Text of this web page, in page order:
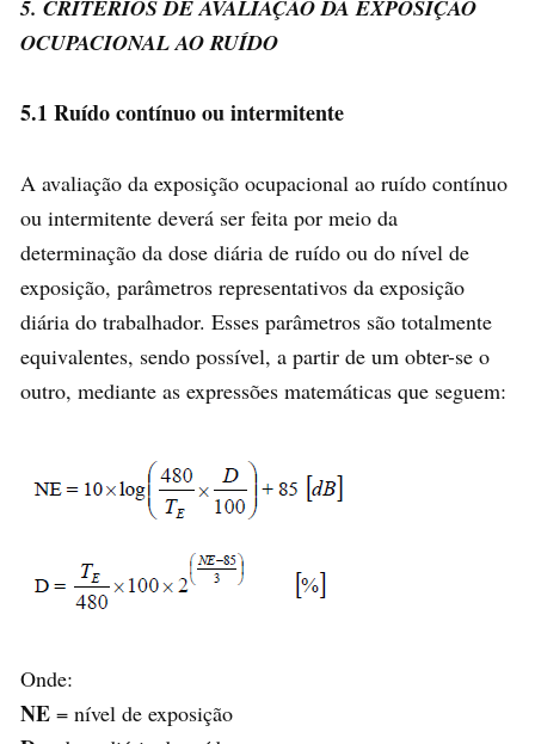
5. CRITÉRIOS DE AVALIAÇÃO DA EXPOSIÇÃO
OCUPACIONAL AO RUÍDO
5.1 Ruído contínuo ou intermitente
A avaliação da exposição ocupacional ao ruído contínuo
ou intermitente deverá ser feita por meio da
determinação da dose diária de ruído ou do nível de
exposição, parâmetros representativos da exposição
diária do trabalhador. Esses parâmetros são totalmente
equivalentes, sendo possível, a partir de um obter-se o
outro, mediante as expressões matemáticas que seguem:
Onde:
NE = nível de exposição